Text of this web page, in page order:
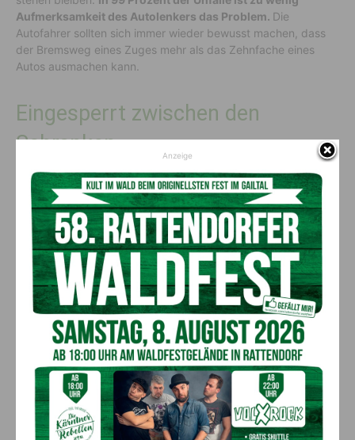
Aufmerksamkeit des Autolenkers das Problem. Die
Autofahrer sollten sich immer wieder bewusst machen, dass
der Bremsweg eines Zuges mehr als das Zehnfache eines
Autos ausmachen kann.
Eingesperrt zwischen den
Schranken
Halten Autofahrer die Straßenverkehrsregeln ein, kann es an
mit Schranken gesicherten Kreuzungen zu keinen
gefährlichen Situationen kommen. Sollte man aber dennoch
eingesperrt werden, ist die einzige richtige Reaktion: Gas
geben. Die Schrankenbäume sind so konstruiert, dass sie
beim Durchfahren nachgeben. Wichtig: Nach dem
Durchfahren des Schrankens muss der Schaden der Polizei
(und der Kfz-Versicherung) gemeldet werden.
Maßnahmenbündel für mehr Sicherheit
die Auflassung von Eisenbahnkreuzungen
die technische Sicherung von Eisenbahnkreuzungen
die Sensibilisierung vor den möglichen Gefahren
Rotlichtüberwachung – Überwachung der Beachtung des
Anzeige